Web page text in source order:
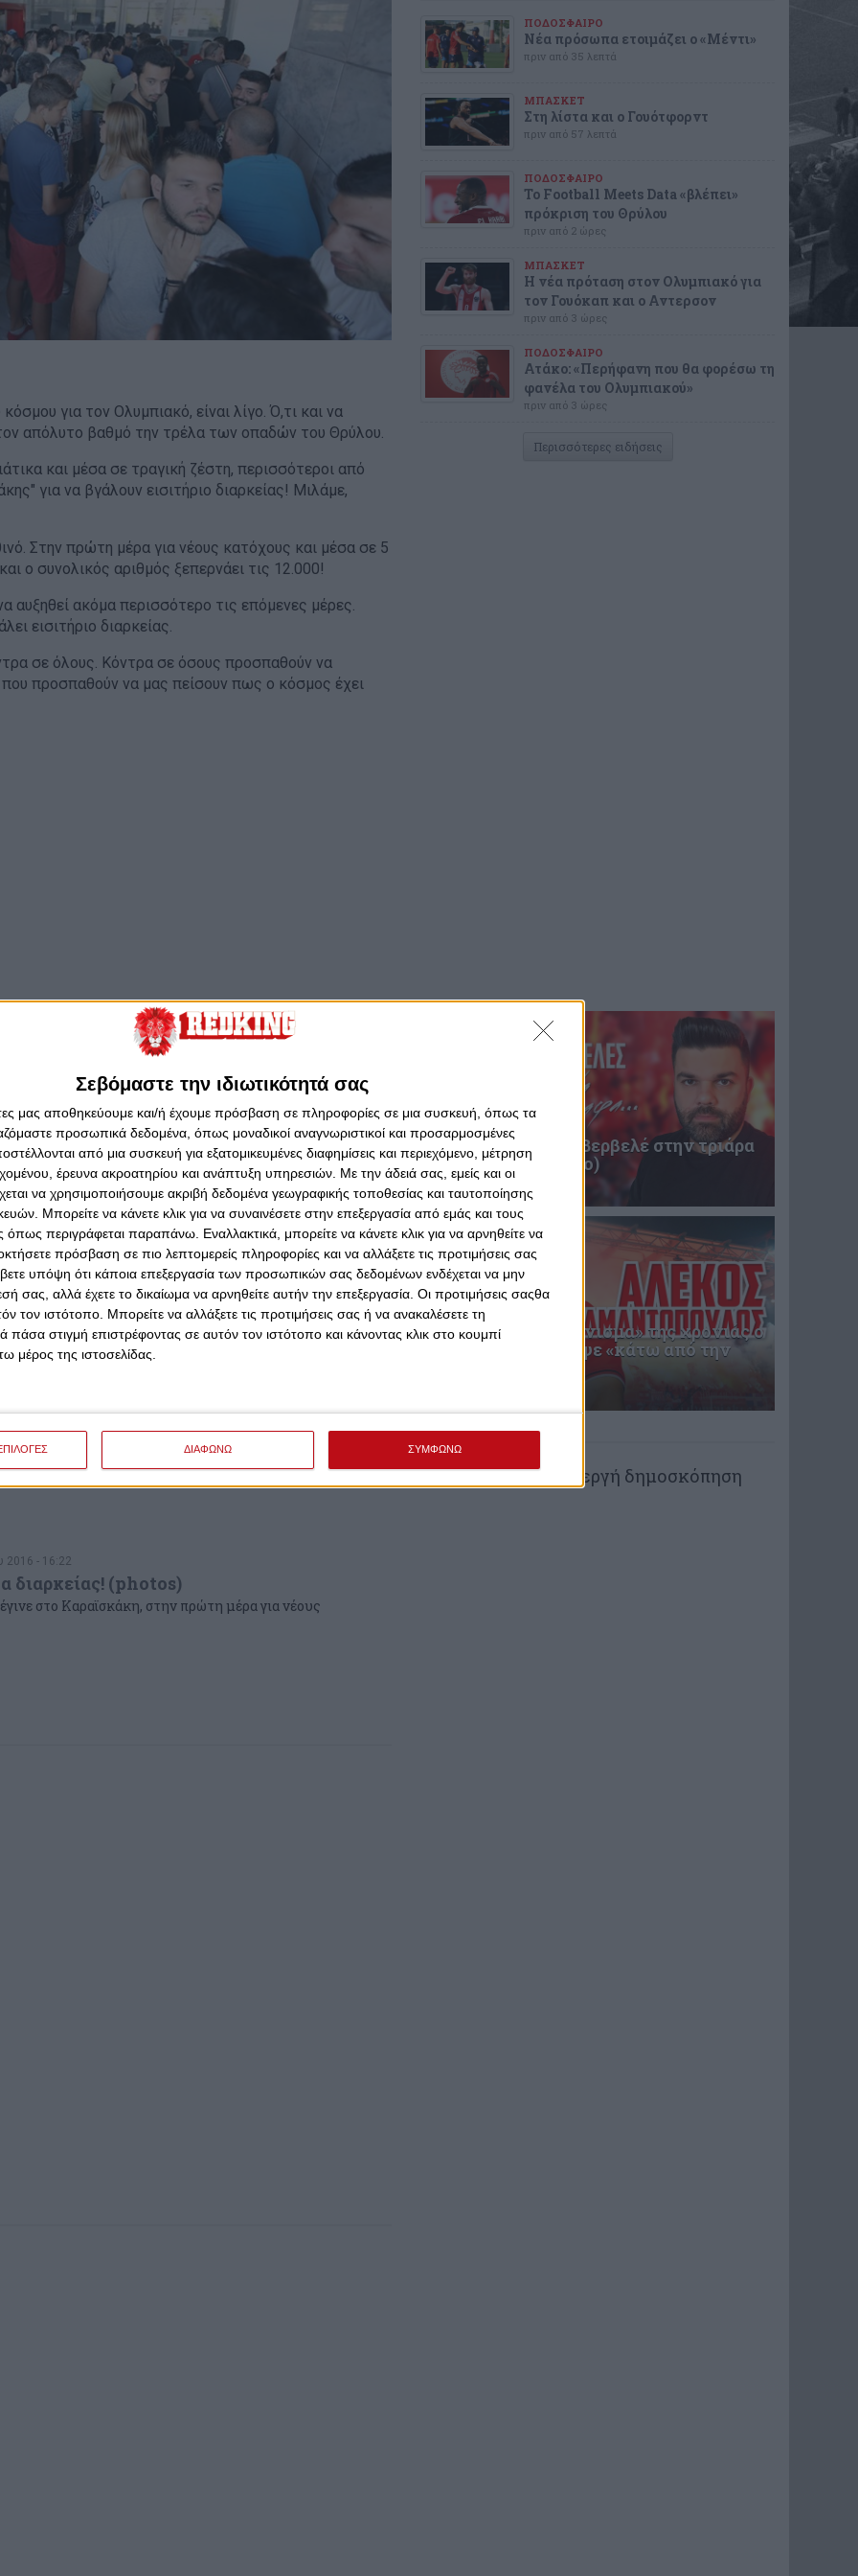
Σεβόμαστε την ιδιωτικότητά σας
μας αποθηκεύουμε και/ή έχουμε πρόσβαση σε πληροφορίες σε μια συσκευή, όπως τα
προσωπικά δεδομένα, όπως μοναδικοί αναγνωριστικοί και προσαρμοσμένες
από μια συσκευή για εξατομικευμένες διαφημίσεις και περιεχόμενο, μέτρηση
έρευνα ακροατηρίου και ανάπτυξη υπηρεσιών. Με την άδειά σας, εμείς και οι
να χρησιμοποιήσουμε ακριβή δεδομένα γεωγραφικής τοποθεσίας και ταυτοποίησης
Μπορείτε να κάνετε κλικ για να συναινέσετε στην επεξεργασία από εμάς και τους
περιγράφεται παραπάνω. Εναλλακτικά, μπορείτε να κάνετε κλικ για να αρνηθείτε να
πρόσβαση σε πιο λεπτομερείς πληροφορίες και να αλλάξετε τις προτιμήσεις σας
υπόψη ότι κάποια επεξεργασία των προσωπικών σας δεδομένων ενδέχεται να μην
σας, αλλά έχετε το δικαίωμα να αρνηθείτε αυτήν την επεξεργασία. Οι προτιμήσεις σαςθα
τον ιστότοπο. Μπορείτε να αλλάξετε τις προτιμήσεις σας ή να ανακαλέσετε τη
στιγμή επιστρέφοντας σε αυτόν τον ιστότοπο και κάνοντας κλικ στο κουμπί
μέρος της ιστοσελίδας.
ΔΙΑΦΩΝΩ ΣΥΜΦΩΝΩ
για τον Ολυμπιακό, είναι λίγο. Ό,τι και να
απόλυτο βαθμό την τρέλα των οπαδών του Θρύλου.
και μέσα σε τραγική ζέστη, περισσότεροι από
για να βγάλουν εισιτήριο διαρκείας! Μιλάμε,
Στην πρώτη μέρα για νέους κατόχους και μέσα σε 5
ο συνολικός αριθμός ξεπερνάει τις 12.000!
αυξηθεί ακόμα περισσότερο τις επόμενες μέρες.
εισιτήριο διαρκείας.
σε όλους. Κόντρα σε όσους προσπαθούν να
προσπαθούν να μας πείσουν πως ο κόσμος έχει
περισσότερο;
(και συνεχίζουμε), εσείς (θα μας πείτε) πόσα;
2016 - 11:44
στον Ναό!
η διάθεση των εισιτηρίων διαρκείας...
είναι δίπλα στην ομάδα και η κίνηση στα
το αποδεικνύει...
2016 - 16:22
διαρκείας! (photos)
στο Καραϊσκάκη, στην πρώτη μέρα για νέους
ΠΟΔΟΣΦΑΙΡΟ
Νέα πρόσωπα ετοιμάζει ο «Μέντι»
πριν από 35 λεπτά
ΜΠΑΣΚΕΤ
Στη λίστα και ο Γουότφορντ
πριν από 57 λεπτά
ΠΟΔΟΣΦΑΙΡΟ
Το Football Meets Data «βλέπει»
πρόκριση του Θρύλου
πριν από 2 ώρες
ΜΠΑΣΚΕΤ
Η νέα πρόταση στον Ολυμπιακό για
τον Γουόκαπ και ο Αντερσον
πριν από 3 ώρες
ΠΟΔΟΣΦΑΙΡΟ
Ατάκο: «Περήφανη που θα φορέσω τη
φανέλα του Ολυμπιακού»
πριν από 3 ώρες
Περισσότερες ειδήσεις
Επική περιγραφή Βερβελέ στην τριάρα
του Θρύλου! (video)
31 Ιανουαρίου 2025
Στο πρώτο «διαγώνισμα» της χρονιάς ο
Ολυμπιακός έγραψε «κάτω από την
ΨΗΦΟΦΟΡΙΑ
Δεν υπάρχει ενεργή δημοσκόπηση